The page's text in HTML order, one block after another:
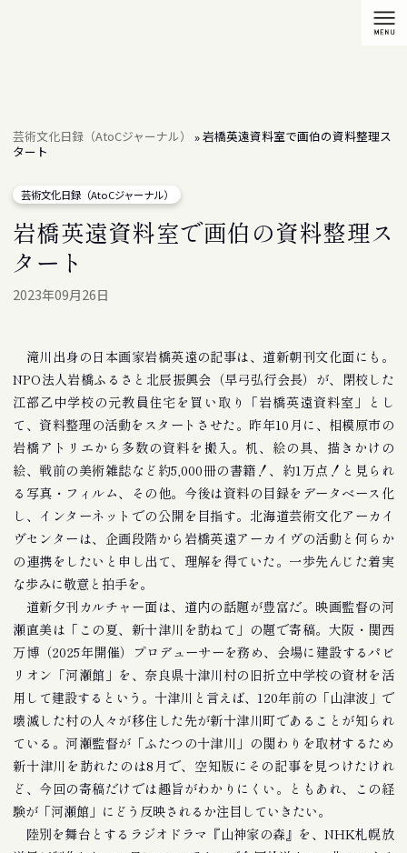
芸術文化日録（AtoCジャーナル） »岩橋英遠資料室で画伯の資料整理ス
タート
芸術文化日録（AtoCジャーナル）
岩橋英遠資料室で画伯の資料整理ス
タート
2023年09月26日
滝川出身の日本画家岩橋英遠の記事は、道新朝刊文化面にも。
NPO法人岩橋ふるさと北辰振興会（早弓弘行会長）が、閉校した
江部乙中学校の元教員住宅を買い取り「岩橋英遠資料室」とし
て、資料整理の活動をスタートさせた。昨年10月に、相模原市の
岩橋アトリエから多数の資料を搬入。机、絵の具、描きかけの
絵、戦前の美術雑誌など約5,000冊の書籍！、約1万点！と見られ
る写真・フィルム、その他。今後は資料の目録をデータベース化
し、インターネットでの公開を目指す。北海道芸術文化アーカイ
ヴセンターは、企画段階から岩橋英遠アーカイヴの活動と何らか
の連携をしたいと申し出て、理解を得ていた。一歩先んじた着実
な歩みに敬意と拍手を。
道新夕刊カルチャー面は、道内の話題が豊富だ。映画監督の河
瀬直美は「この夏、新十津川を訪ねて」の題で寄稿。大阪・関西
万博（2025年開催）プロデューサーを務め、会場に建設するパビ
リオン「河瀬館」を、奈良県十津川村の旧折立中学校の資材を活
用して建設するという。十津川と言えば、120年前の「山津波」で
壊滅した村の人々が移住した先が新十津川町であることが知られ
ている。河瀬監督が「ふたつの十津川」の関わりを取材するため
新十津川を訪れたのは8月で、空知版にその記事を見つけたけれ
ど、今回の寄稿だけでは趣旨がわかりにくい。ともあれ、この経
験が「河瀬館」にどう反映されるか注目していきたい。
陸別を舞台とするラジオドラマ『山神家の森』を、NHK札幌放